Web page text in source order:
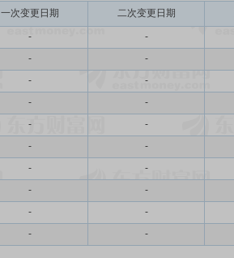
一次变更日期 二次变更日期
- -
- -
- -
- -
- -
- -
- -
- -
- -
- -